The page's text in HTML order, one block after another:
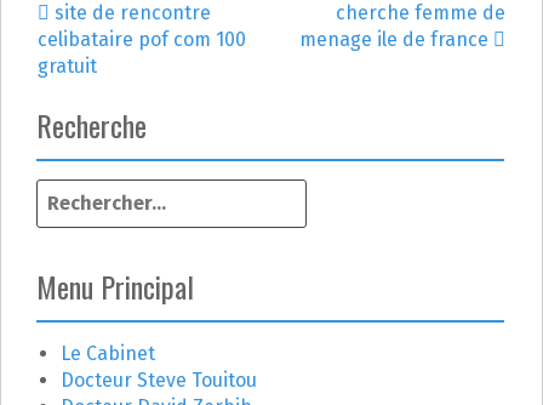
N
a
v
i
g
a
t
i
site de rencontre
celibataire pof com 100
gratuit
cherche femme de
menage ile de france
Recherche
e
h
e
r
c
h
Menu Principal
Le Cabinet
Docteur Steve Touitou